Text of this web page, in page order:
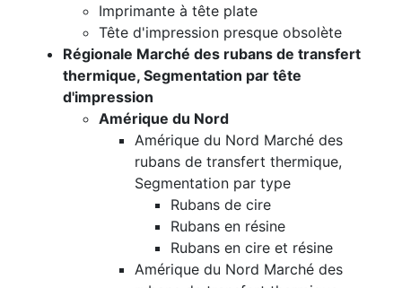
Imprimante à tête plate
Tête d'impression presque obsolète
Régionale Marché des rubans de transfert
thermique, Segmentation par tête
d'impression
Amérique du Nord
Amérique du Nord Marché des
rubans de transfert thermique,
Segmentation par type
Rubans de cire
Rubans en résine
Rubans en cire et résine
Amérique du Nord Marché des